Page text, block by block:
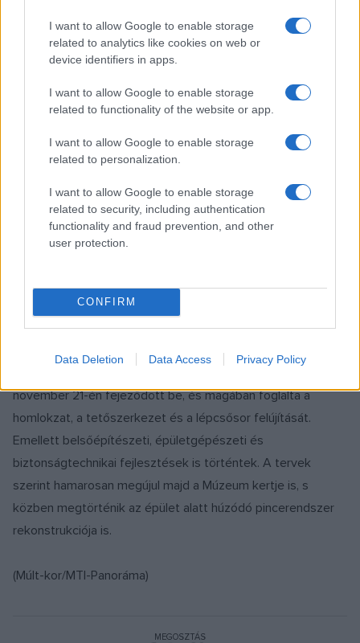
I want to allow Google to enable storage
related to analytics like cookies on web or
device identifiers in apps.
I want to allow Google to enable storage
related to functionality of the website or app.
I want to allow Google to enable storage
related to personalization.
I want to allow Google to enable storage
related to security, including authentication
functionality and fraud prevention, and other
user protection.
CONFIRM
Data Deletion Data Access Privacy Policy
méltó épület megépíttetésével. A Múzeum építésére 1813-
ban vásároltak telket és a rajta álló Batthyány-villában
forintból és nemzetközi közadakozásból származó
adományokból indult meg a mai épület alapozása. A
főbejárat a híres athéni Erechtheion mintáját követi. Nyolc
korinthoszi oszlopos portikuszát felül timpanon zárja, annak
szobrait Raffaello Monti mintázta. Belső díszítésén Than Mór
Nemzeti Múzeum számos történelmi esemény helyszínéül
szolgált és nemzeti jelképpé nőtte ki magát.
november 21-én fejeződött be, és magában foglalta a
homlokzat, a tetőszerkezet és a lépcsősor felújítását.
Emellett belsőépítészeti, épületgépészeti és
biztonságtechnikai fejlesztések is történtek. A tervek
szerint hamarosan megújul majd a Múzeum kertje is, s
közben megtörténik az épület alatt húzódó pincerendszer
rekonstrukciója is.
(Múlt-kor/MTI-Panoráma)
MEGOSZTÁS